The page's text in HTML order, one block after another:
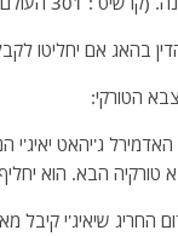
בהאג אם יחליטו
הטורקי:
ג'יהאט יאיג'י
טורקיה הבא. הוא
החריג שיאיג'י